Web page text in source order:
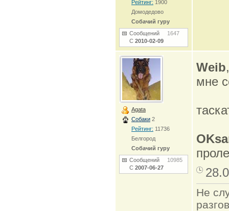
Рейтинг: 1900
Домодедово
Собачий гуру
Сообщений 1647
С 2010-02-09
Agata
Собаки 2
Рейтинг: 11736
Белгород
Собачий гуру
Сообщений 10985
С 2007-06-27
Weib
мне
Не